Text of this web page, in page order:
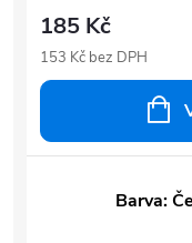
185 Kč
153 Kč bez DPH
Barva: